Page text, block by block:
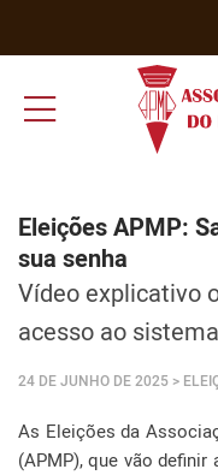
Eleições APMP:
sua senha
Vídeo explicativo
acesso ao
24 DE JUNHO DE 2025 >
As Eleições da
(APMP), que vão